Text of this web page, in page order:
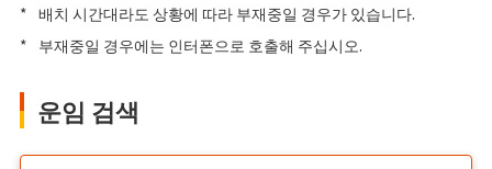
* 배치 시간대라도 상황에 따라 부재중일 경우가 있습니다.
* 부재중일 경우에는 인터폰으로 호출해 주십시오.
운임 검색